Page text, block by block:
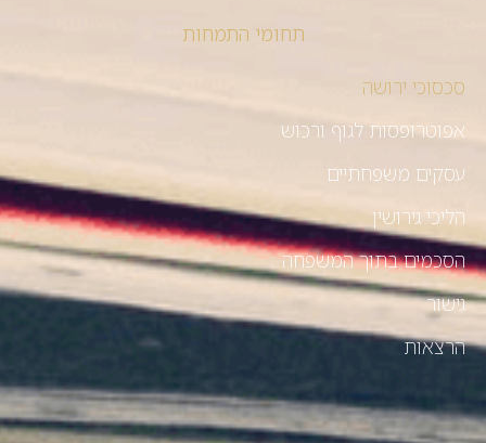
תחומי התמחות
סכסוכי ירושה
אפוטרופסות לגוף ורכוש
עסקים משפחתיים
הליכי גירושין
הסכמים בתוך המשפחה
גישור
הרצאות